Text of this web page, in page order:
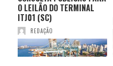
O LEILÃO DO TERMINAL
ITJ01 (SC)
REDAÇÃO